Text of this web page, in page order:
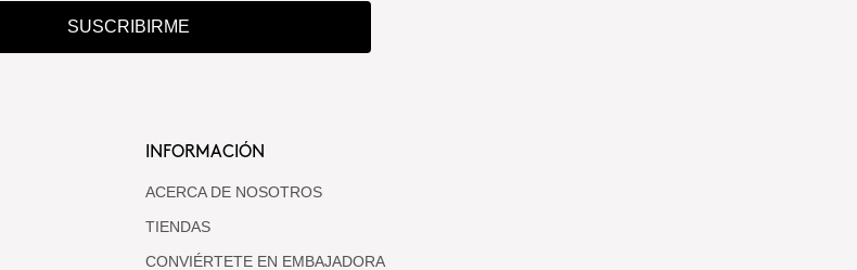
SUSCRIBIRME
INFORMACIÓN
ACERCA DE NOSOTROS
TIENDAS
CONVIÉRTETE EN EMBAJADORA